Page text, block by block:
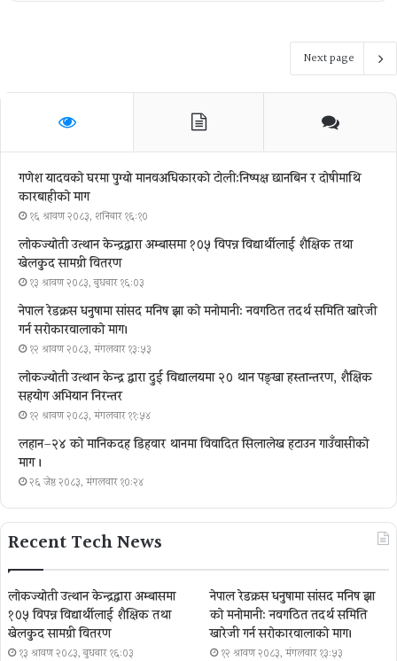
Next page
गणेश यादवको घरमा पुग्याे मानवअधिकारकाे टोली:निष्पक्ष छानबिन र दोषीमाथि
कारबाहीको माग
१६ श्रावण २०८३, शनिबार १६:१०
लोकज्योती उत्थान केन्द्रद्वारा अम्बासमा १०५ विपन्न विद्यार्थीलाई शैक्षिक तथा
खेलकुद सामग्री वितरण
१३ श्रावण २०८३, बुधबार १६:०३
नेपाल रेडक्रस धनुषामा सांसद मनिष झा को मनोमानी: नवगठित तदर्थ समिति खारेजी
गर्न सरोकारवालाको माग।
१२ श्रावण २०८३, मंगलवार १३:५३
लोकज्योती उत्थान केन्द्र द्वारा दुई विद्यालयमा २० थान पङ्खा हस्तान्तरण, शैक्षिक
सहयोग अभियान निरन्तर
१२ श्रावण २०८३, मंगलवार ११:५४
लहान–२४ को मानिकदह डिहवार थानमा विवादित सिलालेख हटाउन गाउँवासीको
माग ।
२६ जेष्ठ २०८३, मंगलवार १०:२४
Recent Tech News
लोकज्योती उत्थान केन्द्रद्वारा अम्बासमा
१०५ विपन्न विद्यार्थीलाई शैक्षिक तथा
खेलकुद सामग्री वितरण
१३ श्रावण २०८३, बुधबार १६:०३
नेपाल रेडक्रस धनुषामा सांसद मनिष झा
को मनोमानी: नवगठित तदर्थ समिति
खारेजी गर्न सरोकारवालाको माग।
१२ श्रावण २०८३, मंगलवार १३:५३